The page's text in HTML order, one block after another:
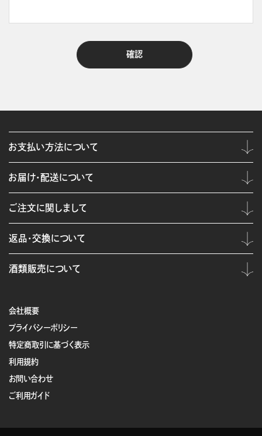
会社概要
プライバシーポリシー
特定商取引に基づく表示
利用規約
お問い合わせ
ご利用ガイド
お支払い方法について
お届け・配送について
ご注文に関しまして
返品・交換について
酒類販売について